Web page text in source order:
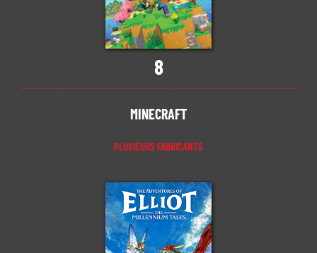
8
MINECRAFT
PLUSIEURS FABRICANTS